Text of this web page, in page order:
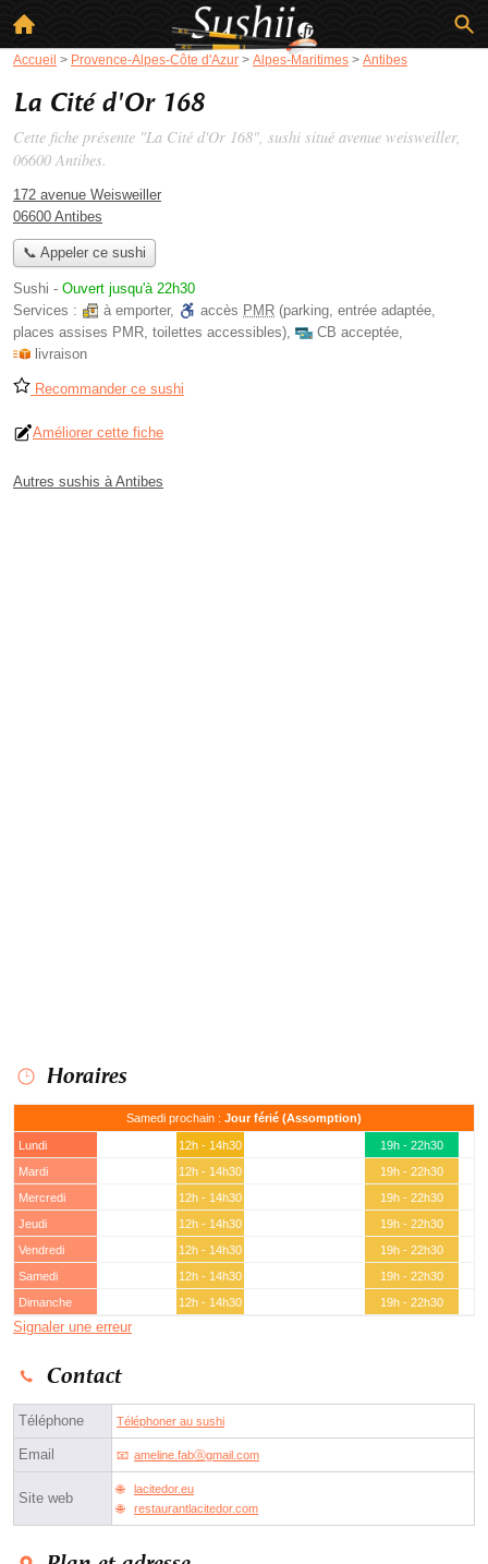
Accueil > Provence-Alpes-Côte d'Azur > Alpes-Maritimes > Antibes
La Cité d'Or 168
Cette fiche présente "La Cité d'Or 168", sushi situé avenue weisweiller,
06600 Antibes.
172 avenue Weisweiller
06600 Antibes
📞 Appeler ce sushi
Sushi - Ouvert jusqu'à 22h30
Services :
à emporter, accès PMR (parking, entrée adaptée,
places assises PMR, toilettes accessibles), CB acceptée,
livraison
Recommander ce sushi
Améliorer cette fiche
Autres sushis à Antibes
Horaires
Samedi prochain : Jour férié (Assomption)
Lundi 12h - 14h30
19h - 22h30
Mardi
12h - 14h30
19h - 22h30
Mercredi
12h - 14h30
19h - 22h30
Jeudi
12h - 14h30
19h - 22h30
Vendredi
12h - 14h30
19h - 22h30
Samedi
12h - 14h30
19h - 22h30
Dimanche
12h - 14h30 19h - 22h30
Signaler une erreur
Contact
Téléphone Téléphoner au sushi
Email ameline.fabⓐgmail.com
Site web
lacitedor.eu
restaurantlacitedor.com